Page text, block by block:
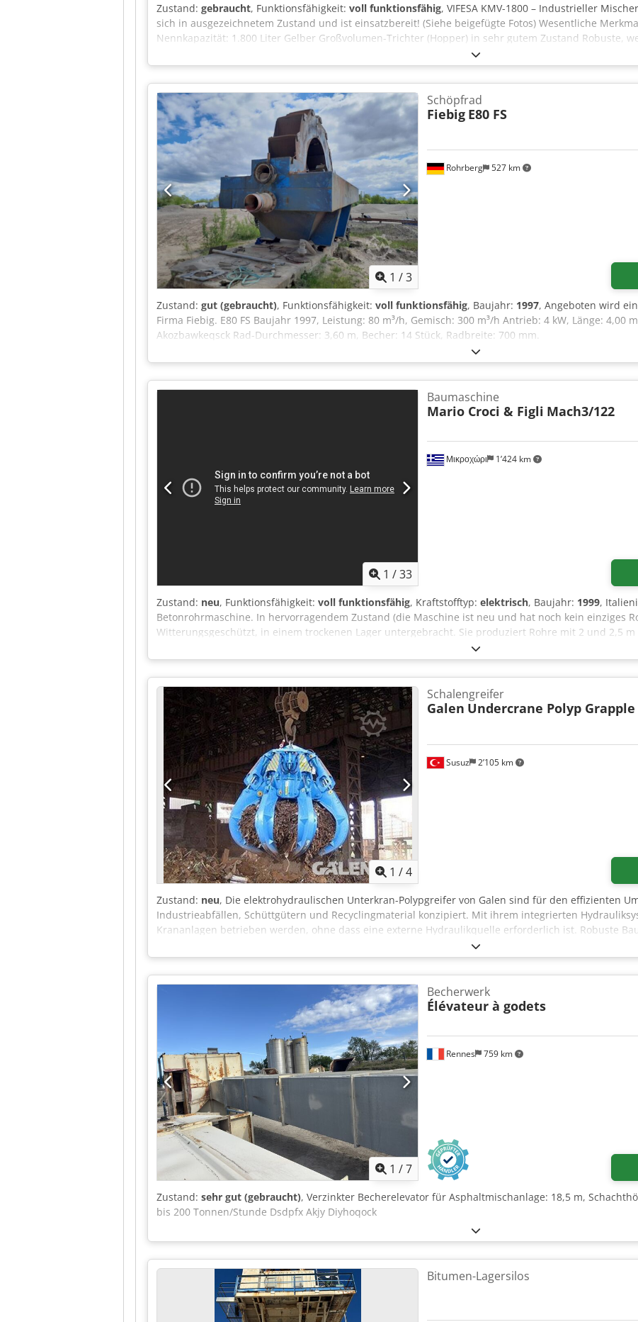
Zustand: gebraucht, Funktionsfähigkeit: voll funktionsfähig, VIFESA KMV-1800 – Industrieller
sich in ausgezeichnetem Zustand und ist einsatzbereit! (Siehe beigefügte Fotos) Wesentliche
Nennkapazität: 1.800 Liter Gelber Großvolumen-Trichter (Hopper) in sehr gutem Zustand Robuste,
Kettenhubsystem Dcjdpjzcwm Sofx Akqok Komplettes Motor- und Mechaniksystem Originales VIFESA
Mischen von Beton, Mörtel, Chemikalien, Zusatzstoffen, Futtermitteln oder anderen Schüttgütern
gepflegt. Voll funktionsfähig. Normale Gebrauchsspuren (Verschmutzungen und
strukturelle Mängel.
1 /3
Rohrberg 527 km
Schöpfrad
Fiebig E80 FS
Zustand: gut (gebraucht), Funktionsfähigkeit: voll funktionsfähig, Baujahr: 1997, Angeboten wird
Firma Fiebig. E80 FS Baujahr 1997, Leistung: 80 m³/h, Gemisch: 300 m³/h Antrieb: 4 kW, Länge: 4,00
Akozbawkeqsck Rad-Durchmesser: 3,60 m, Becher: 14 Stück, Radbreite: 700 mm.
1 /33
Μικροχώρι 1’424 km
Baumaschine
Mario Croci & Figli Mach3/122
Zustand: neu, Funktionsfähigkeit: voll funktionsfähig, Kraftstofftyp: elektrisch, Baujahr: 1999,
Betonrohrmaschine. In hervorragendem Zustand (die Maschine ist neu und hat noch kein einziges
Witterungsgeschützt, in einem trockenen Lager untergebracht. Sie produziert Rohre mit 2 und 2,5
von D30 bis D120 cm. Im Lieferumfang enthalten sind D300-, D400-, D500-, D600-Formen sowie
Griechenland. Hervorragendes Angebot! Dcedpfx Ajza H U Tekqjk
1 /4
Susuz 2’105 km
Schalengreifer
Galen Undercrane Polyp Grapple
Zustand: neu, Die elektrohydraulischen Unterkran-Polypgreifer von Galen sind für den effizienten
Industrieabfällen, Schüttgütern und Recyclingmaterial konzipiert. Mit ihrem integrierten
Krananlagen betrieben werden, ohne dass eine externe Hydraulikquelle erforderlich ist. Robuste
zuverlässiger Betrieb machen sie ideal für Schrottplätze, Stahlwerke, Recyclinganlagen und
Materialumschlagsanwendungen. Dodpfxoy Rfr To Akqeck Für detaillierte Informationen
1 /7
Rennes 759 km
Becherwerk
Élévateur à godets
Zustand: sehr gut (gebraucht), Verzinkter Becherelevator für Asphaltmischanlage: 18,5 m,
bis 200 Tonnen/Stunde Dsdpfx Akjy Diyhoqock
Bitumen-Lagersilos